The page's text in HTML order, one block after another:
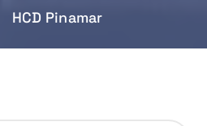
HCD Pinamar